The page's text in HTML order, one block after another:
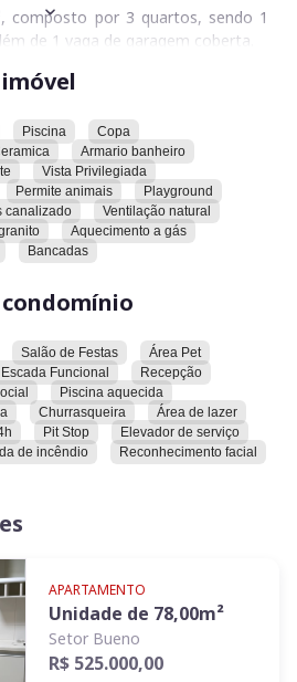
composto por 3 quartos, sendo 1
de 1 vaga de garagem coberta.
posição solar nascente.
planejados na cozinha e nos
e melhor aproveitamento
separada da sala, ideal para quem
e mais privacidade no dia a
com ambientes bem distribuídos,
toda a família. Um apartamento
privilegiada.
infraestrutura, com taxa
2 elevadores, salão de festas
portaria 24 horas, academia,
área gourmet.
Piscina
Copa
Armario banheiro
Vista Privilegiada
Permite animais
Playground
canalizado
Ventilação natural
Aquecimento a gás
Bancadas
Salão de Festas
Área Pet
Escada Funcional
Recepção
Piscina aquecida
Churrasqueira
Área de lazer
Pit Stop
Elevador de serviço
de incêndio
Reconhecimento facial
APARTAMENTO
Unidade de 78,00m²
Setor Bueno
R$ 525.000,00